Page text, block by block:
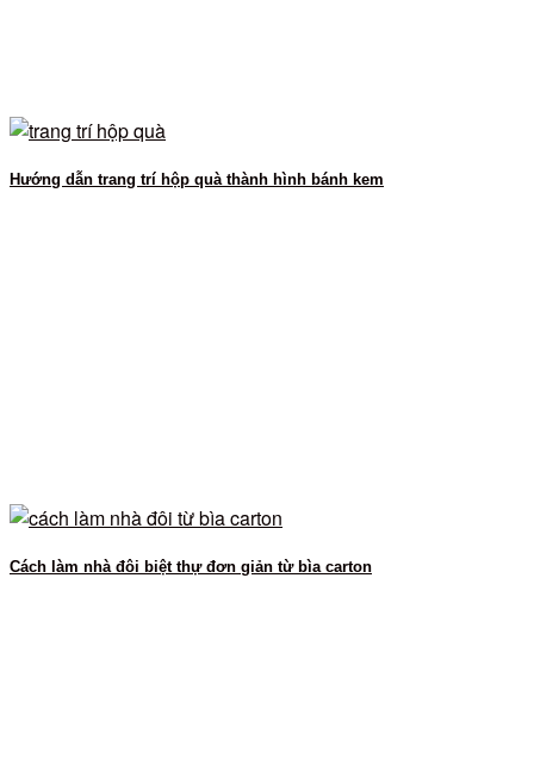
Hướng dẫn trang trí hộp quà thành hình bánh kem
Cách làm nhà đôi biệt thự đơn giản từ bìa carton